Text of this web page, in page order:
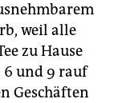
weil alle
zu Hause
und 9 rauf
Geschäften